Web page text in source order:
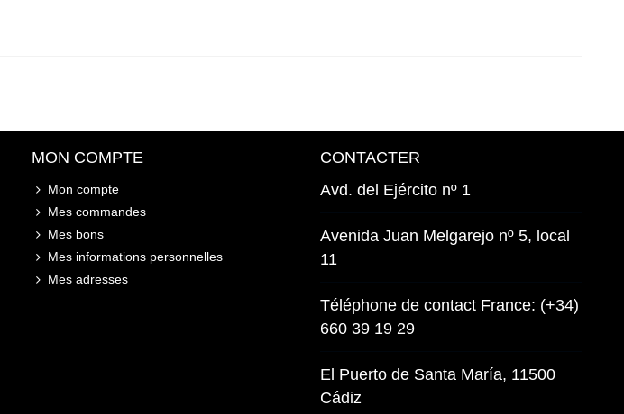
MON COMPTE
Mon compte
Mes commandes
Mes bons
Mes informations personnelles
Mes adresses
CONTACTER
Avd. del Ejército nº 1
Avenida Juan Melgarejo nº 5, local
11
Téléphone de contact France: (+34)
660 39 19 29
El Puerto de Santa María, 11500
Cádiz